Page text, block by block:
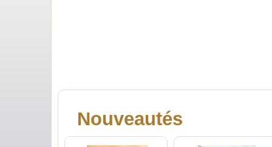
Nouveautés